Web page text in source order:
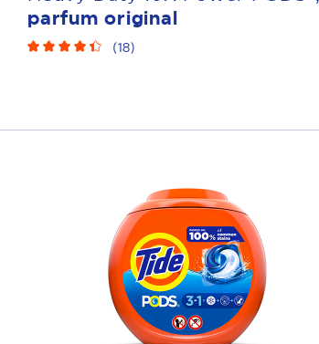
parfum original
(18)